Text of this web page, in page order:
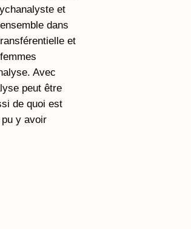
et
dans
et
Avec
peut être
de quoi est
y avoir